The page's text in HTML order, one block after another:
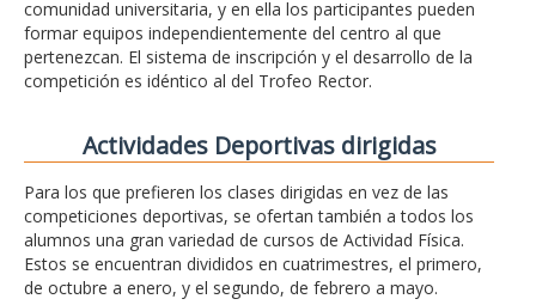
comunidad universitaria, y en ella los participantes pueden
formar equipos independientemente del centro al que
pertenezcan. El sistema de inscripción y el desarrollo de la
competición es idéntico al del Trofeo Rector.
Actividades Deportivas dirigidas
Para los que prefieren los clases dirigidas en vez de las
competiciones deportivas, se ofertan también a todos los
alumnos una gran variedad de cursos de Actividad Física.
Estos se encuentran divididos en cuatrimestres, el primero,
de octubre a enero, y el segundo, de febrero a mayo.